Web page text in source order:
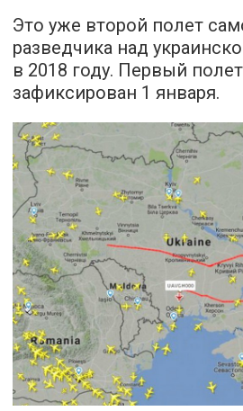
Это уже второй полет
разведчика над
в 2018 году. Первый
зафиксирован 1 января.